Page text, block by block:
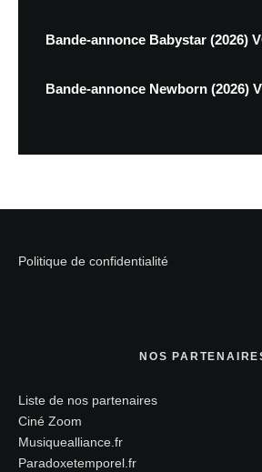
Bande-annonce Babystar (2026)
Bande-annonce Newborn (2026)
Politique de confidentialité
NOS
Liste de nos partenaires
Ciné Zoom
Musiquealliance.fr
Paradoxetemporel.fr